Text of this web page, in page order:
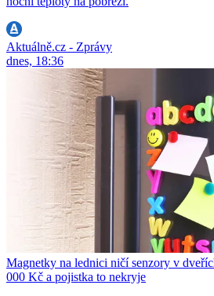
Aktuálně.cz - Zprávy
dnes, 18:36
Magnetky na lednici ničí senzory v
000 Kč a pojistka to nekryje